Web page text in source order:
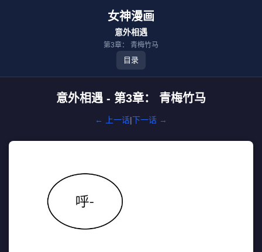
女神漫画
意外相遇
第3章： 青梅竹马
目录
意外相遇 - 第3章： 青梅竹马
← 上一话|下一话 →